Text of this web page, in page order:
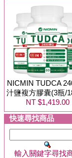
NICMIN TUDCA
汁鹽複方膠囊(3瓶/
NT $1,419.00
快速尋找商品
輸入關鍵字尋找